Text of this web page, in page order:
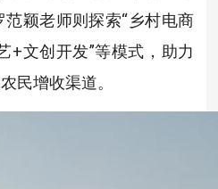
颖老师则探索“乡村电商
+文创开发”等模式，助力
民增收渠道。